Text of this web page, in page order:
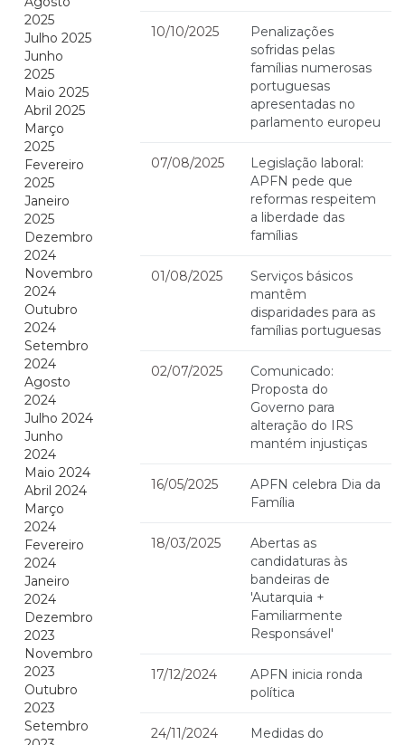
2025
Julho 2025
Junho
2025
Maio 2025
Abril 2025
Março
2025
Fevereiro
2025
Janeiro
2025
Dezembro
2024
Novembro
2024
Outubro
2024
Setembro
2024
Agosto
2024
Julho 2024
Junho
2024
Maio 2024
Abril 2024
Março
2024
Fevereiro
2024
Janeiro
2024
Dezembro
2023
Novembro
2023
Outubro
2023
Setembro
10/10/2025
Penalizações
sofridas pelas
famílias numerosas
portuguesas
apresentadas no
parlamento europeu
07/08/2025
Legislação laboral:
APFN pede que
reformas respeitem
a liberdade das
famílias
01/08/2025
Serviços básicos
mantêm
disparidades para as
famílias portuguesas
02/07/2025
Comunicado:
Proposta do
Governo para
alteração do IRS
mantém injustiças
16/05/2025
APFN celebra Dia da
Família
18/03/2025
Abertas as
candidaturas às
bandeiras de
'Autarquia +
Familiarmente
Responsável'
17/12/2024
APFN inicia ronda
política
24/11/2024
Medidas do